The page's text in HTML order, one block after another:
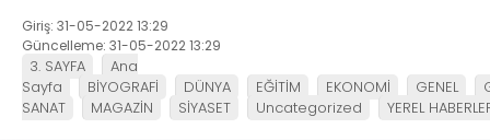
Giriş: 31-05-2022 13:29
Güncelleme: 31-05-2022 13:29
3. SAYFA
Ana
Sayfa
BİYOGRAFİ DÜNYA EĞİTİM EKONOMİ GENEL
SANAT
MAGAZİN SİYASET Uncategorized YEREL